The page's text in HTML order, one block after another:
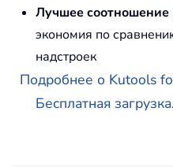
Лучшее соотношение
экономия по
надстроек
Подробнее о Kutools
Бесплатная